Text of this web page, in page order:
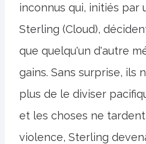
inconnus qui, initiés par
Sterling (Cloud),
que quelqu'un d'autre
gains. Sans surprise, ils
plus de le diviser
et les choses ne
violence, Sterling